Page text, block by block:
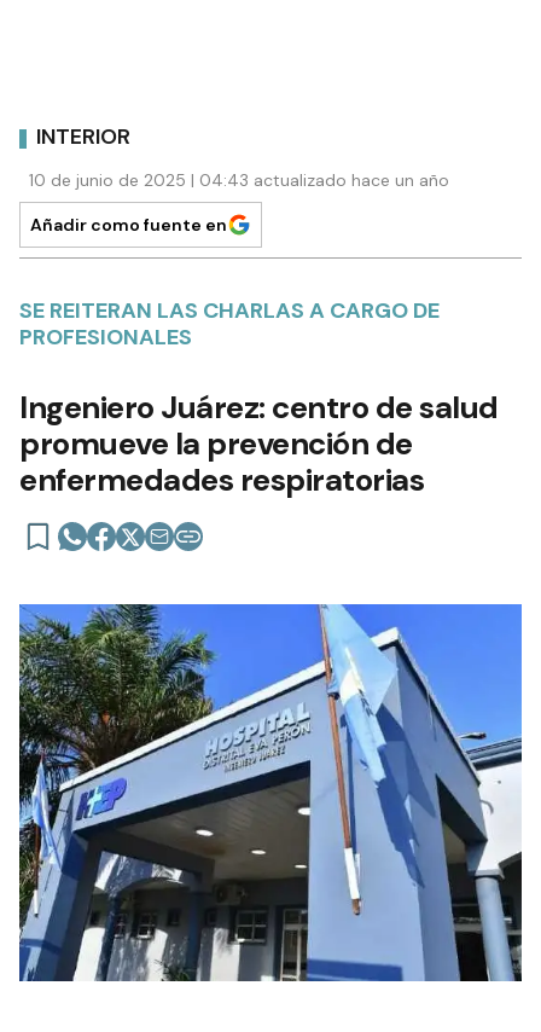
INTERIOR
10 de junio de 2025 | 04:43 actualizado hace un año
Añadir como fuente en
SE REITERAN LAS CHARLAS A CARGO DE
PROFESIONALES
Ingeniero Juárez: centro de salud
promueve la prevención de
enfermedades respiratorias